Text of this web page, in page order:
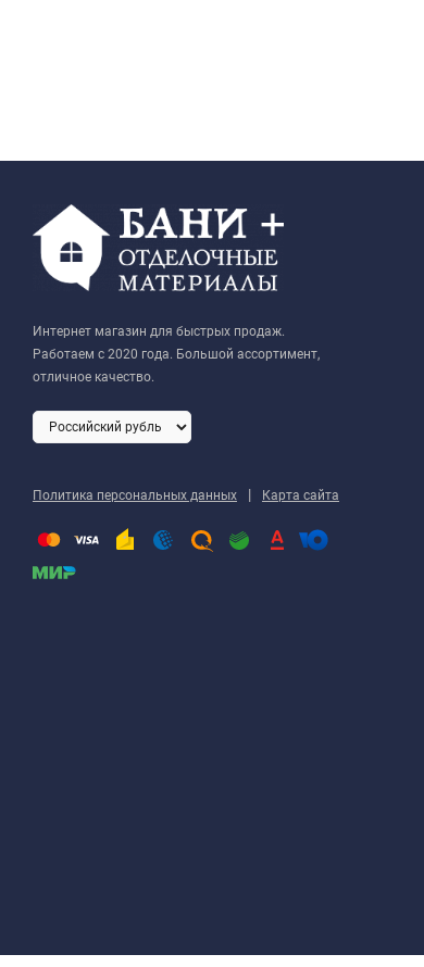
Интернет магазин для быстрых продаж.
Работаем с 2020 года. Большой ассортимент,
отличное качество.
Политика персональных данных | Карта сайта